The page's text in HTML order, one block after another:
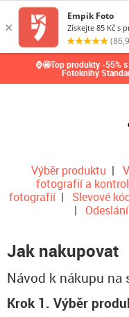
⌚🤩Top produkty -55%
Fotoknihy
Výběr produktu |
fotografií a
fotografií| Slevové
|
Jak nakupovat
Návod k nákupu
Krok 1. Výběr